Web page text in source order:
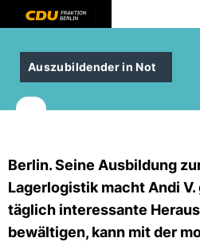
Auszubildender in Not
Berlin.Seine Ausbildung
Lagerlogistik macht Andi V.
täglich interessante
bewältigen, kann mit der